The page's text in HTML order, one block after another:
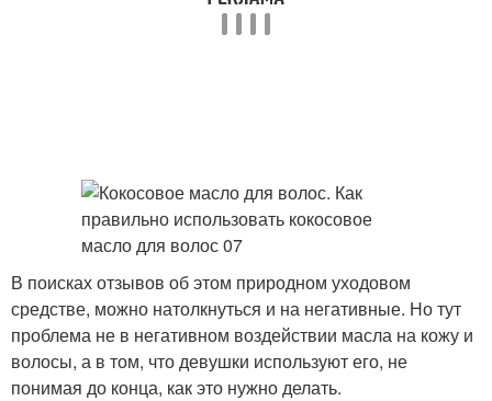
В поисках отзывов об этом природном уходовом
средстве, можно натолкнуться и на негативные. Но тут
проблема не в негативном воздействии масла на кожу и
волосы, а в том, что девушки используют его, не
понимая до конца, как это нужно делать.